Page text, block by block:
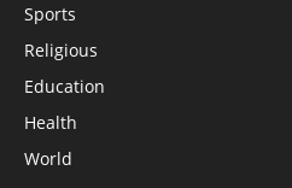
Sports
Religious
Education
Health
World